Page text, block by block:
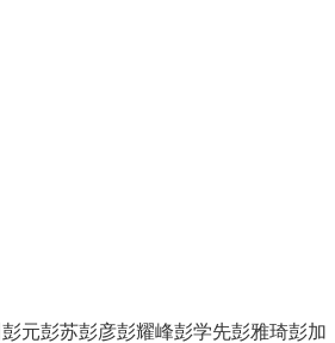
彭元彭苏彭彦彭耀峰彭学先彭雅琦彭加